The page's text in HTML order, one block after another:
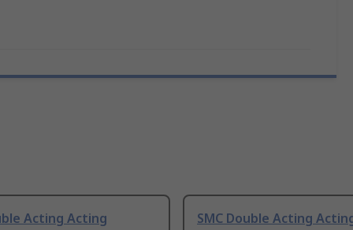
Acting Acting
SMC Double Acting